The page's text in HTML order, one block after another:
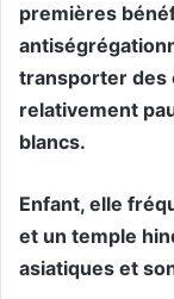
premières
transporter des
relativement
blancs.
Enfant, elle
et un temple
asiatiques et